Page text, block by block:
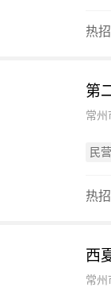
热招
第
常州
民
热招
西
常州